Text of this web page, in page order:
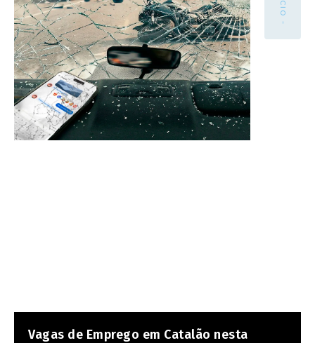
Vagas de Emprego em Catalão nesta